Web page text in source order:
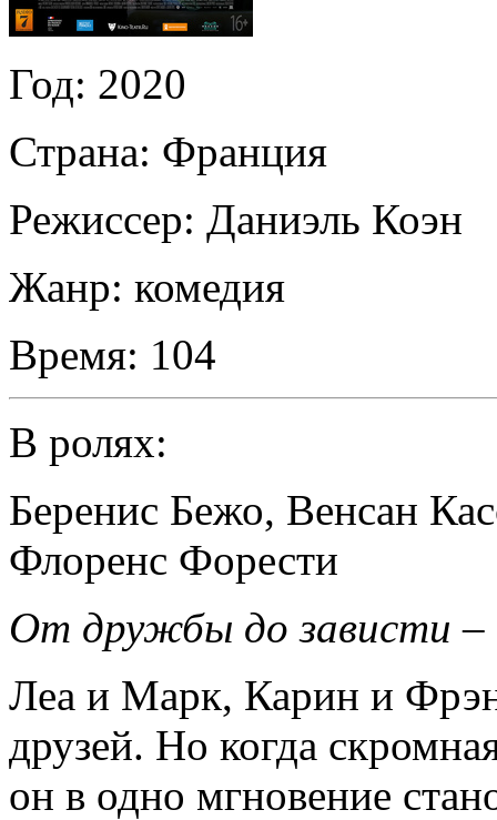
Год: 2020
Страна: Франция
Режиссер: Даниэль Коэн
Жанр: комедия
Время: 104
В ролях:
Беренис Бежо, Венсан
Флоренс Форести
От дружбы до зависти –
Леа и Марк, Карин и
друзей. Но когда
он в одно мгновение